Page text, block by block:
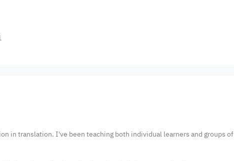
in translation. I've been teaching both individual learners and groups of